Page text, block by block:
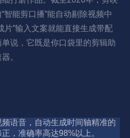
智能剪口播”能自动剔除视频中
片”输入文案就能直接生成带配
说，它既是你口袋里的剪辑助
。
频语音，自动生成时间轴精准的
，准确率高达98%以上。